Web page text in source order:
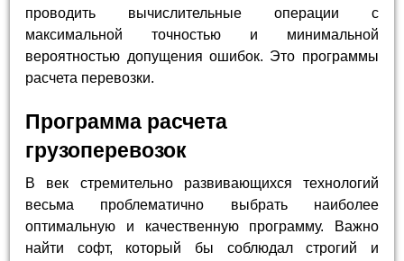
проводить вычислительные операции с
максимальной точностью и минимальной
вероятностью допущения ошибок. Это программы
расчета перевозки.
Программа расчета
грузоперевозок
В век стремительно развивающихся технологий
весьма проблематично выбрать наиболее
оптимальную и качественную программу. Важно
найти софт, который бы соблюдал строгий и